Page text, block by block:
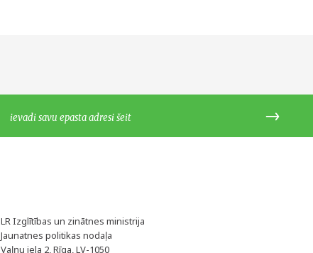
LR Izglītības un zinātnes ministrija
Jaunatnes politikas nodaļa
Vaļņu iela 2, Rīga, LV-1050